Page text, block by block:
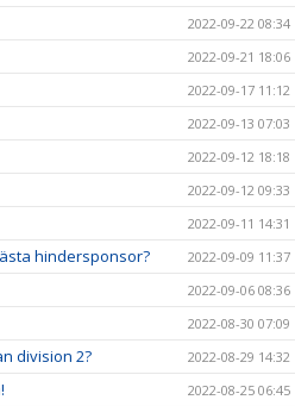
2022-09-22 08:34
2022-09-21 18:06
2022-09-17 11:12
2022-09-13 07:03
2022-09-12 18:18
2022-09-12 09:33
2022-09-11 14:31
hindersponsor? 2022-09-09 11:37
2022-09-06 08:36
2022-08-30 07:09
division 2? 2022-08-29 14:32
2022-08-25 06:45